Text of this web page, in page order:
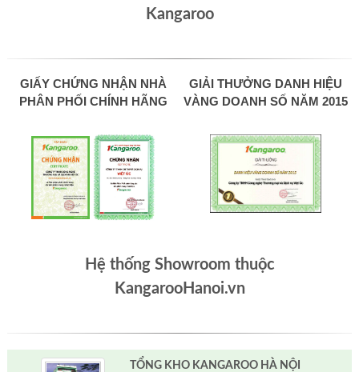
Kangaroo
GIẤY CHỨNG NHẬN NHÀ
PHÂN PHỐI CHÍNH HÃNG
GIẢI THƯỞNG DANH HIỆU
VÀNG DOANH SỐ NĂM 2015
Hệ thống Showroom thuộc
KangarooHanoi.vn
TỔNG KHO KANGAROO HÀ NỘI